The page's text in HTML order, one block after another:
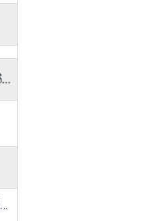
ගාල්ල රිච්මන්ඩ් විද්‍යාලයේ විෂය අන්තර්ගතයන්